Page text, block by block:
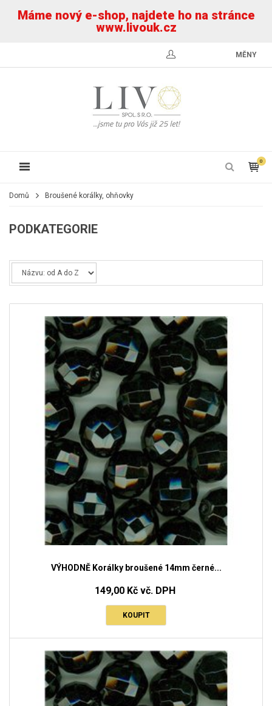
Máme nový e-shop, najdete ho na stránce
www.livouk.cz
MĚNY
0
Domů Broušené korálky, ohňovky
PODKATEGORIE
VÝHODNĚ Korálky broušené 14mm černé...
149,00 Kč vč. DPH
KOUPIT